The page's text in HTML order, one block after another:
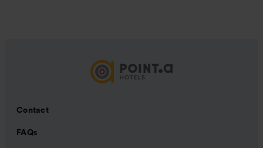
Contact
FAQs